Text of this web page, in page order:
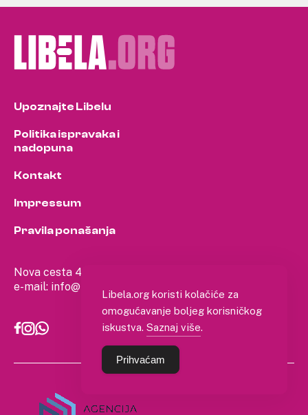
Nova cesta 4, Zagreb
e-mail: info@libela.org
Upoznajte Libelu
Politika ispravaka i
nadopuna
Kontakt
Impressum
Pravila ponašanja
Libela.org koristi kolačiće za
omogućavanje boljeg korisničkog
iskustva. Saznaj više.
Prihvaćam